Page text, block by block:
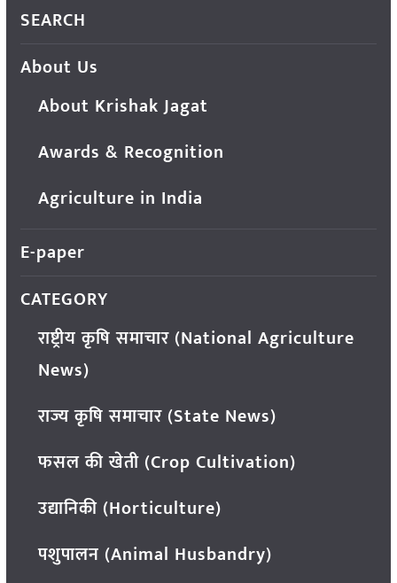
SEARCH
About Us
About Krishak Jagat
Awards & Recognition
Agriculture in India
E-paper
CATEGORY
राष्ट्रीय कृषि समाचार (National Agriculture
News)
राज्य कृषि समाचार (State News)
फसल की खेती (Crop Cultivation)
उद्यानिकी (Horticulture)
पशुपालन (Animal Husbandry)